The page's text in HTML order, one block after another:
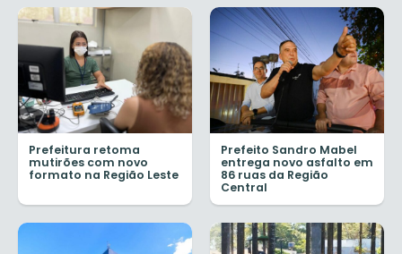
Prefeitura retoma
mutirões com novo
formato na Região Leste
Prefeito Sandro Mabel
entrega novo asfalto em
86 ruas da Região
Central